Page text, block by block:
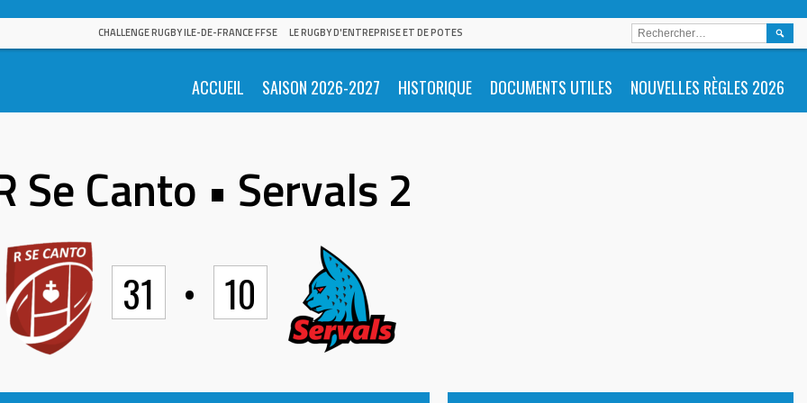
CHALLENGE RUGBY ILE-DE-FRANCE FFSE LE RUGBY D'ENTREPRISE ET DE POTES
ACCUEIL SAISON 2026-2027 HISTORIQUE DOCUMENTS UTILES NOUVELLES RÈGLES 2026
Se Canto • Servals 2
31 • 10